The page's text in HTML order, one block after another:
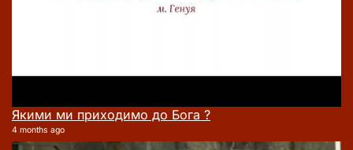
Якими ми приходимо до Бога ?
4 months ago